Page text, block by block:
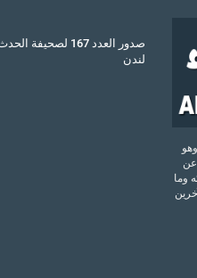
وهو
عن
وما
صدور العدد 167
لندن